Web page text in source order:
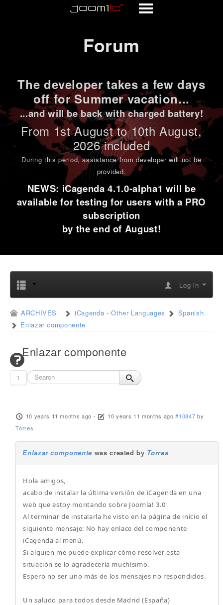
Forum
The developer takes a few days
off for Summer vacation...
...and will be back with charged battery!
From 1stAugust to 10th August,
2026 included
During this period,assistance from developer will not be
provided.
NEWS: iCagenda 4.1.0-alpha1 will be
available for testing for users with a PRO
subscription
by the end of August!
Log in
ARCHIVES iCagenda - Other Languages
Spanish
Enlazar componente
Enlazar componente
1
10 years 11 months ago - 10 years 11 months ago #10847 by
Torres
Enlazar componente was created by Torres
Hola amigos,
acabo de instalar la última versión de iCagenda en una
web que estoy montando sobre Joomla! 3.0
Al terminar de instalarla he visto en la página de inicio el
siguiente mensaje: No hay enlace del componente
iCagenda al menú.
Si alguien me puede explicar cómo resolver esta
situación se lo agradecería muchísimo.
Espero no ser uno más de los mensajes no respondidos.
Un saludo para todos desde Madrid (España)